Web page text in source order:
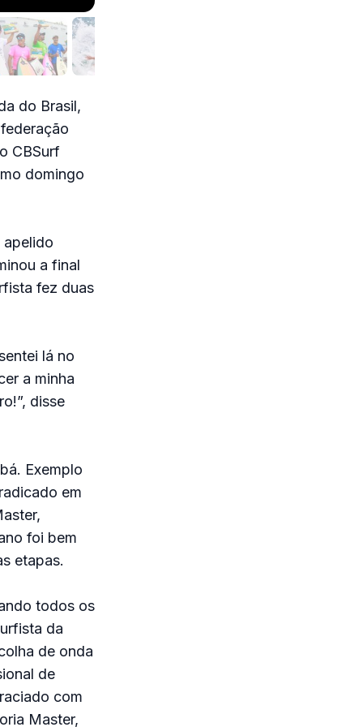
do Brasil,
CBSurf
domingo
apelido
a final
fez duas
lá no
a minha
disse
Exemplo
em
foi bem
etapas.
todos os
da
de onda
de
com
Master,